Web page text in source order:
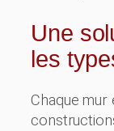
Une
les
Chaque